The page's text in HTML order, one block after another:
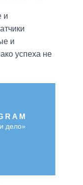
и
и
успеха не
дело»